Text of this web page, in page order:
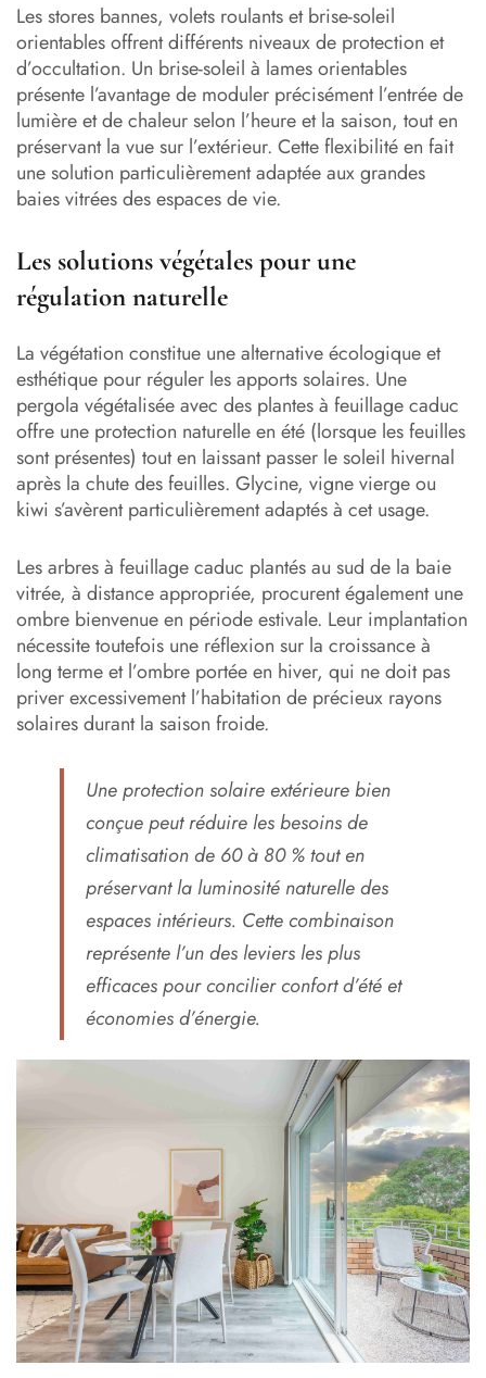
Les stores bannes, volets roulants et brise-soleil
orientables offrent différents niveaux de protection et
d’occultation. Un brise-soleil à lames orientables
présente l’avantage de moduler précisément l’entrée de
lumière et de chaleur selon l’heure et la saison, tout en
préservant la vue sur l’extérieur. Cette flexibilité en fait
une solution particulièrement adaptée aux grandes
baies vitrées des espaces de vie.
Les solutions végétales pour une
régulation naturelle
La végétation constitue une alternative écologique et
esthétique pour réguler les apports solaires. Une
pergola végétalisée avec des plantes à feuillage caduc
offre une protection naturelle en été (lorsque les feuilles
sont présentes) tout en laissant passer le soleil hivernal
après la chute des feuilles. Glycine, vigne vierge ou
kiwi s’avèrent particulièrement adaptés à cet usage.
Les arbres à feuillage caduc plantés au sud de la baie
vitrée, à distance appropriée, procurent également une
ombre bienvenue en période estivale. Leur implantation
nécessite toutefois une réflexion sur la croissance à
long terme et l’ombre portée en hiver, qui ne doit pas
priver excessivement l’habitation de précieux rayons
solaires durant la saison froide.
Une protection solaire extérieure bien
conçue peut réduire les besoins de
climatisation de 60 à 80 % tout en
préservant la luminosité naturelle des
espaces intérieurs. Cette combinaison
représente l’un des leviers les plus
efficaces pour concilier confort d’été et
économies d’énergie.